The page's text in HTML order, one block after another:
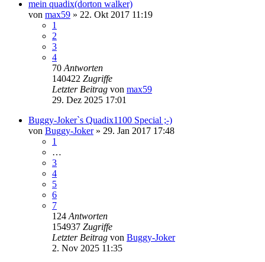
mein quadix(dorton walker)
von max59 » 22. Okt 2017 11:19
1
2
3
4
70 Antworten
140422 Zugriffe
Letzter Beitrag von max59
29. Dez 2025 17:01
Buggy-Joker`s Quadix1100 Special ;-)
von Buggy-Joker» 29. Jan 2017 17:48
1
…
3
4
5
6
7
124 Antworten
154937 Zugriffe
Letzter Beitrag von Buggy-Joker
2. Nov 2025 11:35